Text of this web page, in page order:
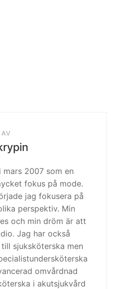
2007 som en
fokus på mode.
jag fokusera på
perspektiv. Min
och min dröm är att
Jag har också
sjuksköterska men
omvårdnad
i akutsjukvård